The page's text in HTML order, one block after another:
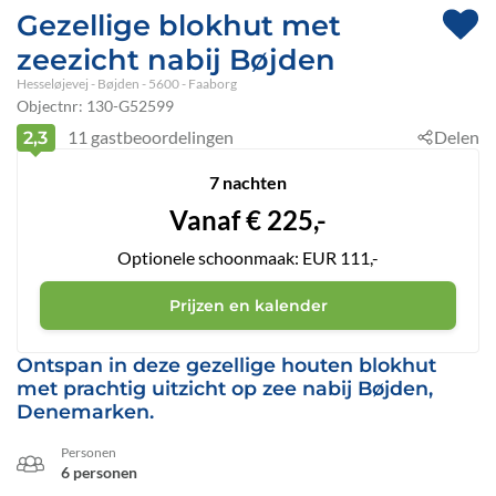
Gezellige blokhut met
zeezicht nabij Bøjden
Hesseløjevej - Bøjden - 5600 - Faaborg
Objectnr: 130-G52599
Ontspan in deze gezellige houten blokhut
met prachtig uitzicht op zee nabij Bøjden,
Denemarken.
Personen
6 personen
2,3 11 gastbeoordelingen Delen
7 nachten
Vanaf€ 225,-
Optionele schoonmaak: EUR 111,-
Prijzen en kalender